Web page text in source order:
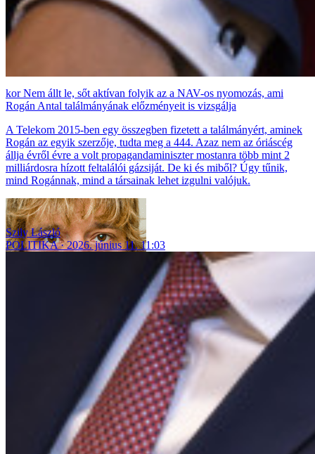
Nem állt le, sőt aktívan folyik az a NAV-os nyomozás, ami
Rogán Antal találmányának előzményeit is vizsgálja
A Telekom 2015-ben egy összegben fizetett a találmányért, aminek
Rogán az egyik szerzője, tudta meg a 444. Azaz nem az óriáscég
állja évről évre a volt propagandaminiszter mostanra több mint 2
milliárdosra hízott feltalálói gázsiját. De ki és miből? Úgy tűnik,
mind Rogánnak, mind a társainak lehet izgulni valójuk.
Szily László
POLITIKA
2026. június 11. 11:03